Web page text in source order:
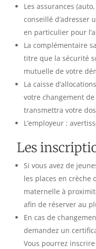
Les assurances
conseillé d’adresser
en particulier pour
La complémentaire
titre que la sécurité
mutuelle de votre
La caisse
votre changement de
transmettra votre
L’employeur :
Les
Si vous avez de
les places en crèche
maternelle à
afin de réserver au
En cas de
demandez un
Vous pourrez